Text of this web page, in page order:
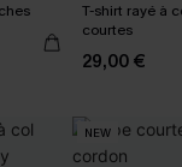
T-shirt rayé à
courtes
29,00 €
NEW